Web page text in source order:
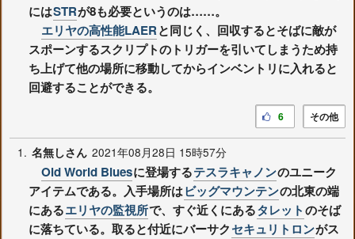
にはSTRが8も必要というのは……。
エリヤの高性能LAERと同じく、回収するとそばに敵が
スポーンするスクリプトのトリガーを引いてしまうため持
ち上げて他の場所に移動してからインベントリに入れると
回避することができる。
その他
6
1. 名無しさん 2021年08月28日 15時57分
Old World Bluesに登場するテスラキャノンのユニーク
アイテムである。入手場所はビッグマウンテンの北東の端
にあるエリヤの監視所で、すぐ近くにあるタレットのそば
に落ちている。取ると付近にバーサクセキュリトロンがス